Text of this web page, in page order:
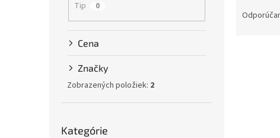
Tip 0
Cena
Značky
Zobrazených položiek: 2
kategórie
Kategórie